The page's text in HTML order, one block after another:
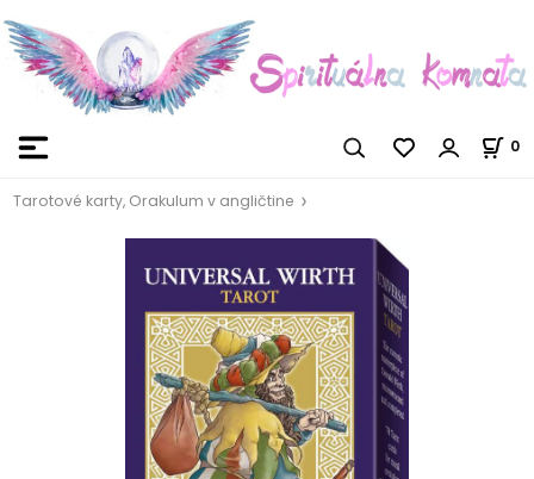
0
Tarotové karty, Orakulum v angličtine